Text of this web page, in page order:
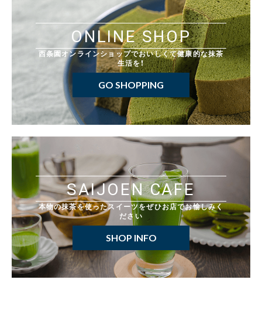
ONLINE SHOP
西条園オンラインショップでおいしくて健康的な抹茶
生活を！
GO SHOPPING
SAIJOEN CAFE
本物の抹茶を使ったスイーツをぜひお店でお愉しみく
ださい
SHOP INFO